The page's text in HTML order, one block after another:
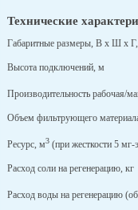
Технические
Габаритные размеры, В х Ш х
Высота подключений, м
Производительность рабочая/
Объем фильтрующего
Ресурс, м3(при жесткости 5 мг-
Расход соли на регенерацию, кг
Расход воды на регенерацию